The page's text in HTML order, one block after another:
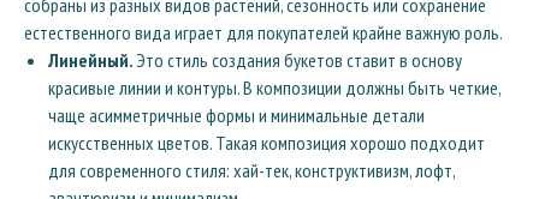
естественного вида играет для покупателей крайне важную роль.
Линейный. Это стиль создания букетов ставит в основу
красивые линии и контуры. В композиции должны быть четкие,
чаще асимметричные формы и минимальные детали
искусственных цветов. Такая композиция хорошо подходит
для современного стиля: хай-тек, конструктивизм, лофт,